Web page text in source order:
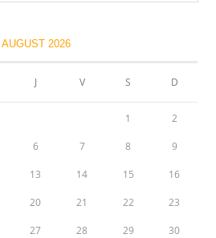
AUGUST 2026
J V S D
1 2
6 7 8 9
13 14 15 16
20 21 22 23
27 28 29 30